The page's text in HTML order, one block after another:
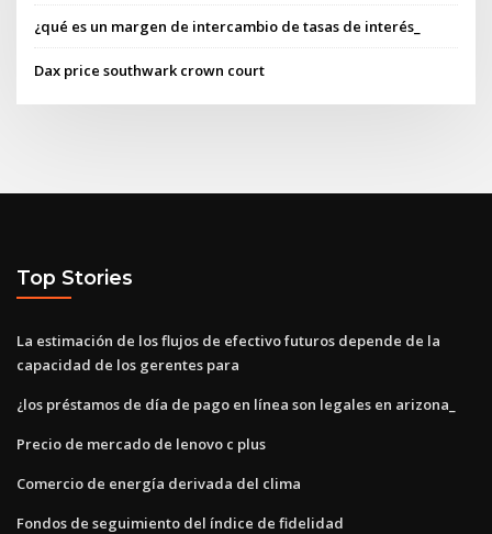
¿qué es un margen de intercambio de tasas de interés_
Dax price southwark crown court
Top Stories
La estimación de los flujos de efectivo futuros depende de la
capacidad de los gerentes para
¿los préstamos de día de pago en línea son legales en arizona_
Precio de mercado de lenovo c plus
Comercio de energía derivada del clima
Fondos de seguimiento del índice de fidelidad